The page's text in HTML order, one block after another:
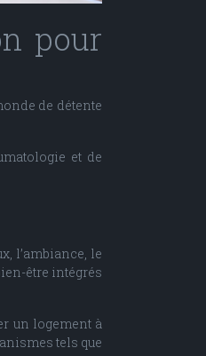
pour
de détente
et de
l’ambiance, le
être intégrés
un logement à
tels que